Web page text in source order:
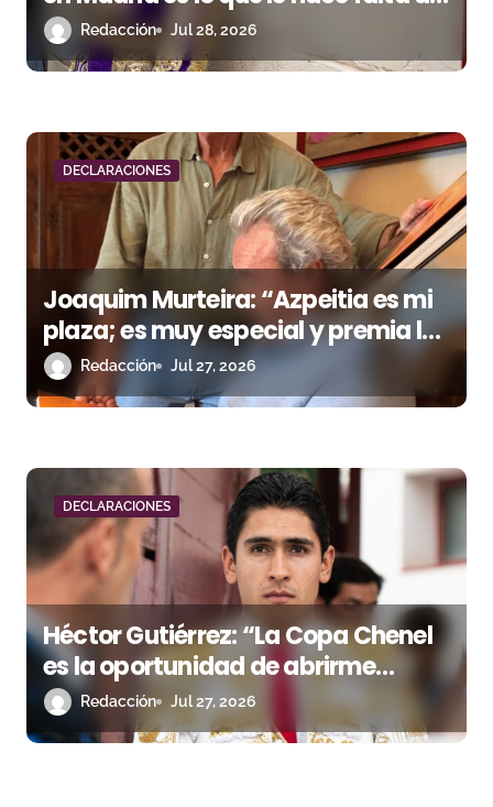
n
t
a
d
a
mi carrera»
Redacción Jul 28, 2026
DECLARACIONES
Joaquim Murteira: “Azpeitia es mi
plaza; es muy especial y premia los
resultados”
Redacción Jul 27, 2026
DECLARACIONES
Héctor Gutiérrez: “La Copa Chenel
es la oportunidad de abrirme
camino en España”
Redacción Jul 27, 2026